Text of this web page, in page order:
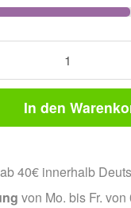
In den
ab 40€ innerhalb
von Mo. bis Fr.